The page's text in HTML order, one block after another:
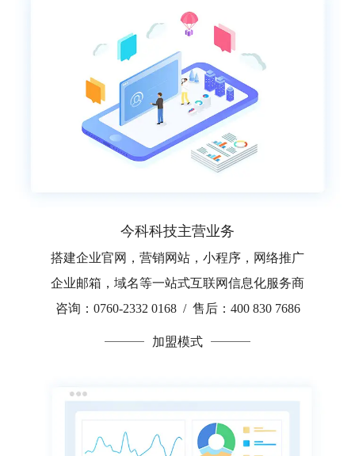
今科科技主营业务
搭建企业官网，营销网站，小程序，网络推广
企业邮箱，域名等一站式互联网信息化服务商
咨询：0760-2332 0168 / 售后：400 830 7686
加盟模式